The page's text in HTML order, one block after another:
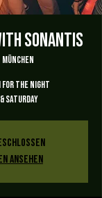
Sonantis
München
THE NIGHT
SATURDAY
ansehen